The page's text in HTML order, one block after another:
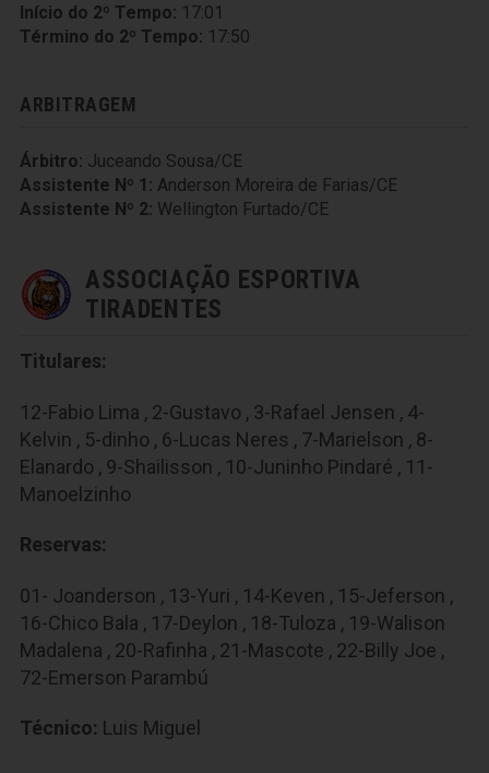
Início do 2º Tempo: 17:01
Término do 2º Tempo: 17:50
ARBITRAGEM
Árbitro: Juceando Sousa/CE
Assistente Nº 1: Anderson Moreira de Farias/CE
Assistente Nº 2: Wellington Furtado/CE
ASSOCIAÇÃO ESPORTIVA
TIRADENTES
Titulares:
12-Fabio Lima , 2-Gustavo , 3-Rafael Jensen , 4-
Kelvin , 5-dinho , 6-Lucas Neres , 7-Marielson , 8-
Elanardo , 9-Shailisson , 10-Juninho Pindaré , 11-
Manoelzinho
Reservas:
01- Joanderson , 13-Yuri , 14-Keven , 15-Jeferson ,
16-Chico Bala , 17-Deylon , 18-Tuloza , 19-Walison
Madalena , 20-Rafinha , 21-Mascote , 22-Billy Joe ,
72-Emerson Parambú
Técnico: Luis Miguel